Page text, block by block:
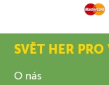
SVĚT HER PRO
O nás